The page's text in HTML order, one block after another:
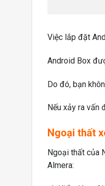
Việc lắp đặt
Android Box
Do đó, bạn
Nếu xảy ra vấn
Ngoại thất
Ngoại thất của
Almera: